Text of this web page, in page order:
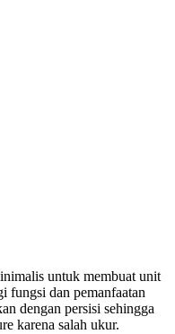
untuk membuat unit
fungsi dan pemanfaatan
dengan persisi sehingga
karena salah ukur.